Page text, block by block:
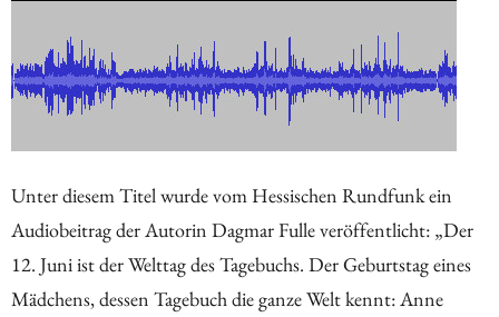
Unter diesem Titel wurde vom Hessischen Rundfunk ein
Audiobeitrag der Autorin Dagmar Fulle veröffentlicht: „Der
12. Juni ist der Welttag des Tagebuchs. Der Geburtstag eines
Mädchens, dessen Tagebuch die ganze Welt kennt: Anne